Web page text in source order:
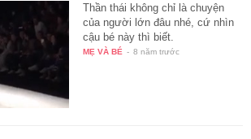
Thần thái không chỉ là chuyện
của người lớn đâu nhé, cứ nhìn
cậu bé này thì biết.
MẸ VÀ BÉ - 8 năm trước